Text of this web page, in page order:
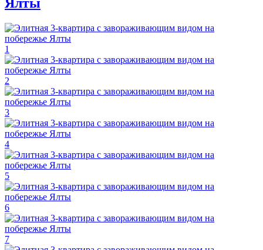
1
2
3
4
5
6
7